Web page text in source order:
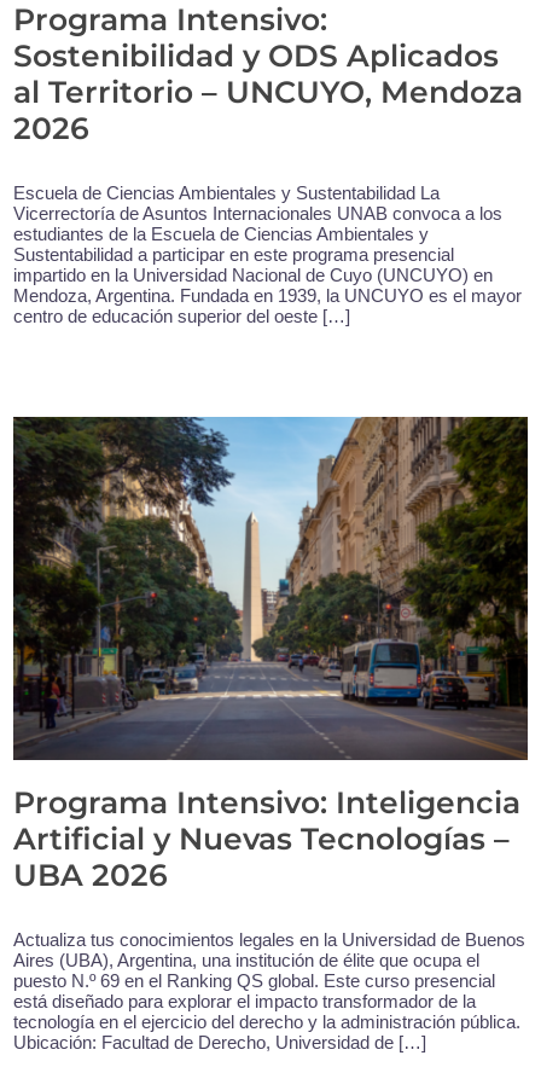
Programa Intensivo:
Sostenibilidad y ODS Aplicados
al Territorio – UNCUYO, Mendoza
2026
Escuela de Ciencias Ambientales y Sustentabilidad La
Vicerrectoría de Asuntos Internacionales UNAB convoca a los
estudiantes de la Escuela de Ciencias Ambientales y
Sustentabilidad a participar en este programa presencial
impartido en la Universidad Nacional de Cuyo (UNCUYO) en
Mendoza, Argentina. Fundada en 1939, la UNCUYO es el mayor
centro de educación superior del oeste […]
Programa Intensivo: Inteligencia
Artificial y Nuevas Tecnologías –
UBA 2026
Actualiza tus conocimientos legales en la Universidad de Buenos
Aires (UBA), Argentina, una institución de élite que ocupa el
puesto N.º 69 en el Ranking QS global. Este curso presencial
está diseñado para explorar el impacto transformador de la
tecnología en el ejercicio del derecho y la administración pública.
Ubicación: Facultad de Derecho, Universidad de […]